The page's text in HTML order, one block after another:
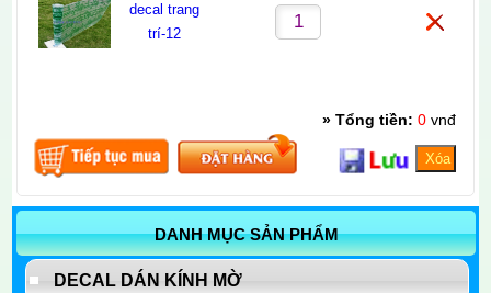
decal trang
trí-12
» Tổng tiền: 0vnđ
DANH MỤC SẢN PHẨM
DECAL DÁN KÍNH MỜ